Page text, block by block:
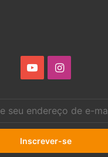
YouTubeInstagram